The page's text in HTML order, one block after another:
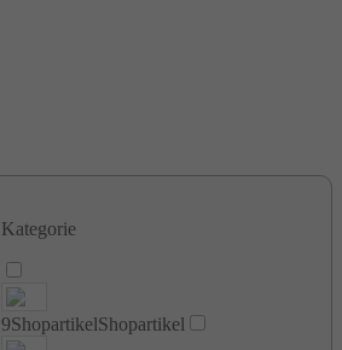
Kategorie
9ShopartikelShopartikel